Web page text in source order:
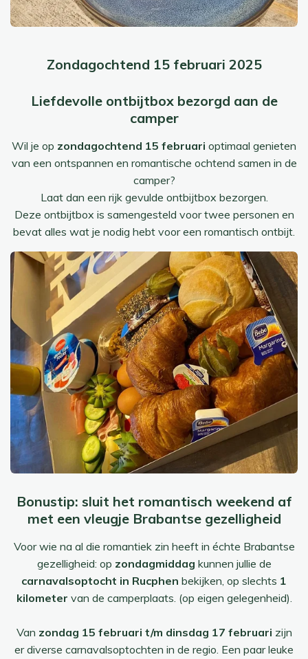
Zondagochtend 15 februari 2025
Liefdevolle ontbijtbox bezorgd aan de
camper
Wil je op zondagochtend 15 februari optimaal genieten
van een ontspannen en romantische ochtend samen in de
camper?
Laat dan een rijk gevulde ontbijtbox bezorgen.
Deze ontbijtbox is samengesteld voor twee personen en
bevat alles wat je nodig hebt voor een romantisch ontbijt.
Bonustip: sluit het romantisch weekend af
met een vleugje Brabantse gezelligheid
Voor wie na al die romantiek zin heeft in échte Brabantse
gezelligheid: op zondagmiddag kunnen jullie de
carnavalsoptocht in Rucphen bekijken, op slechts 1
kilometer van de camperplaats. (op eigen gelegenheid).
Van zondag 15 februari t/m dinsdag 17 februari zijn
er diverse carnavalsoptochten in de regio. Een paar leuke